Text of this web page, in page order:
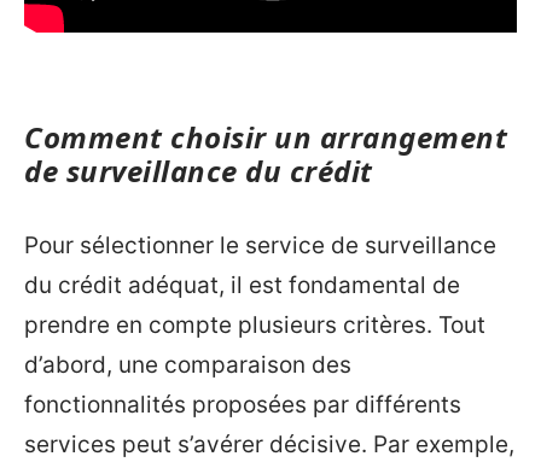
Comment choisir un arrangement
de surveillance du crédit
Pour sélectionner le service de surveillance
du crédit adéquat, il est fondamental de
prendre en compte plusieurs critères. Tout
d’abord, une comparaison des
fonctionnalités proposées par différents
services peut s’avérer décisive. Par exemple,